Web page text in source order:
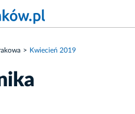
Kwiecień 2019